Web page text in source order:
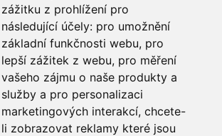
zážitku z prohlížení pro
následující účely: pro umožnění
základní funkčnosti webu, pro
lepší zážitek z webu, pro měření
vašeho zájmu o naše produkty a
služby a pro personalizaci
marketingových interakcí, chcete-
li zobrazovat reklamy které jsou
důležitých zpráv ze ČtiDoma.cz do mé e-